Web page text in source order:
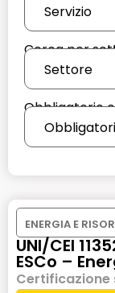
Cerca per
Obbligatorio
ENERGIA E
UNI/CEI
ESCo –
Certificazione